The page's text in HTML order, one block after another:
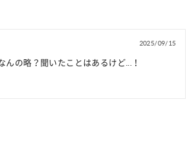
2025/09/15
んの略？聞いたことはあるけど...！